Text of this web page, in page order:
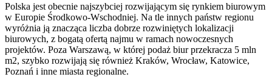
Polska jest obecnie najszybciej rozwijającym się rynkiem biurowym
w Europie Środkowo-Wschodniej. Na tle innych państw regionu
wyróżnia ją znacząca liczba dobrze rozwiniętych lokalizacji
biurowych, z bogatą ofertą najmu w ramach nowoczesnych
projektów. Poza Warszawą, w której podaż biur przekracza 5 mln
m2, szybko rozwijają się również Kraków, Wrocław, Katowice,
Poznań i inne miasta regionalne.